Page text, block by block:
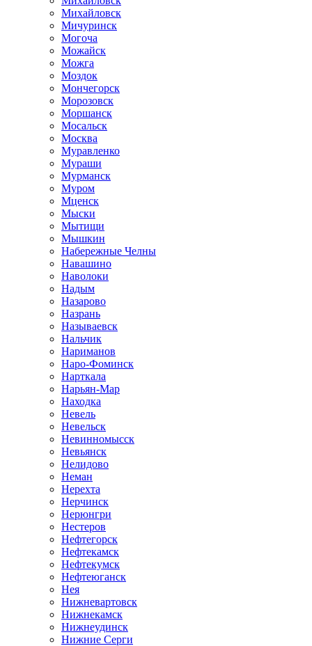
Михайловск
Мичуринск
Могоча
Можайск
Можга
Моздок
Мончегорск
Морозовск
Моршанск
Мосальск
Москва
Муравленко
Мураши
Мурманск
Муром
Мценск
Мыски
Мытищи
Мышкин
Набережные Челны
Навашино
Наволоки
Надым
Назарово
Назрань
Называевск
Нальчик
Нариманов
Наро-Фоминск
Нарткала
Нарьян-Мар
Находка
Невель
Невельск
Невинномысск
Невьянск
Нелидово
Неман
Нерехта
Нерчинск
Нерюнгри
Нестеров
Нефтегорск
Нефтекамск
Нефтекумск
Нефтеюганск
Нея
Нижневартовск
Нижнекамск
Нижнеудинск
Нижние Серги